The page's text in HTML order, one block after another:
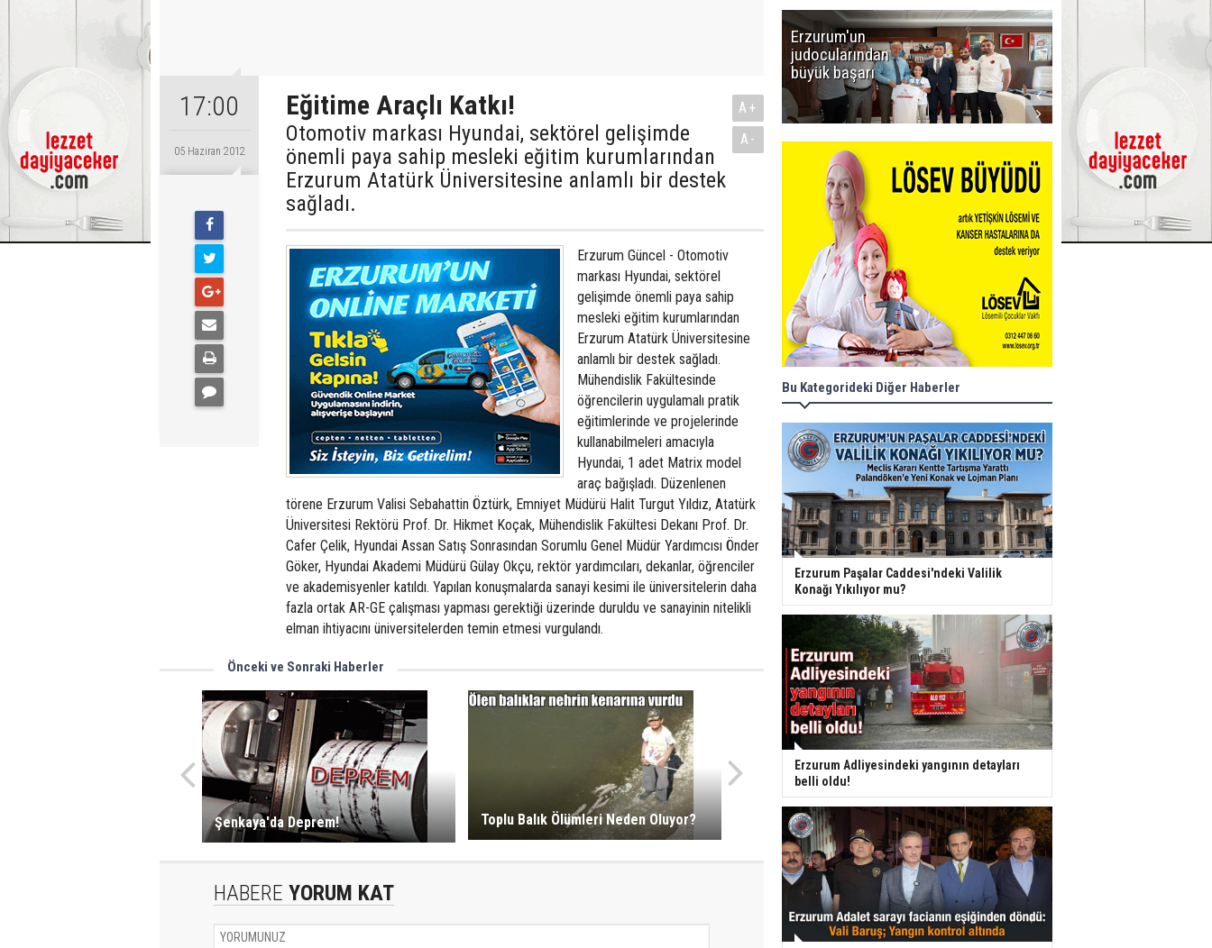
17:00
05 Haziran 2012
Eğitime Araçlı Katkı!
Otomotiv markası Hyundai, sektörel gelişimde
önemli paya sahip mesleki eğitim kurumlarından
Erzurum Atatürk Üniversitesine anlamlı bir destek
sağladı.
A+
A-
Erzurum Güncel - Otomotiv
markası Hyundai, sektörel
gelişimde önemli paya sahip
mesleki eğitim kurumlarından
Erzurum Atatürk Üniversitesine
anlamlı bir destek sağladı.
Mühendislik Fakültesinde
öğrencilerin uygulamalı pratik
eğitimlerinde ve projelerinde
kullanabilmeleri amacıyla
Hyundai, 1 adet Matrix model
araç bağışladı. Düzenlenen
törene Erzurum Valisi Sebahattin Öztürk, Emniyet Müdürü Halit Turgut Yıldız, Atatürk
Üniversitesi Rektörü Prof. Dr. Hikmet Koçak, Mühendislik Fakültesi Dekanı Prof. Dr.
Cafer Çelik, Hyundai Assan Satış Sonrasından Sorumlu Genel Müdür Yardımcısı Önder
Göker, Hyundai Akademi Müdürü Gülay Okçu, rektör yardımcıları, dekanlar, öğrenciler
ve akademisyenler katıldı. Yapılan konuşmalarda sanayi kesimi ile üniversitelerin daha
fazla ortak AR-GE çalışması yapması gerektiği üzerinde duruldu ve sanayinin nitelikli
elman ihtiyacını üniversitelerden temin etmesi vurgulandı.
Önceki ve Sonraki Haberler
Şenkaya'da Deprem! Toplu Balık Ölümleri Neden Oluyor?
HABERE YORUM KAT
Erzurum'un
judocularından
büyük başarı
Bu Kategorideki Diğer Haberler
Erzurum Paşalar Caddesi'ndeki Valilik
Konağı Yıkılıyor mu?
Erzurum Adliyesindeki yangının detayları
belli oldu!